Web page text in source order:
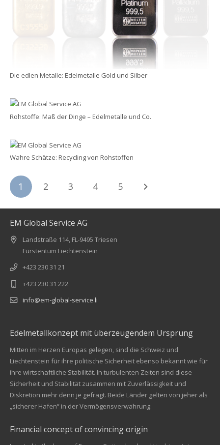
Die edlen Metalle: Edelmetalle Gold und Silber
Rohstoffe: Maß der Dinge – Edelmetalle und Co.
Wahre Schätze: Recycling von Rohstoffen
1 2 3 4 5
EM Global Service AG
Landstraße 114, FL-9495 Triesen
Fürstentum Liechtenstein
+423 230 31 21
+423 230 31 222
info@em-global-service.li
Edelmetallkonzept mit überzeugendem Ursprung
Mitten im Herzen Europas gelegen, sind die Schweiz und
Liechtenstein für ihre politische Sicherheit ebenso bekannt wie für
ihre wirtschaftliche Stabilität. In turbulenten Zeiten sind diese
Sicherheit und Stabilität zusammen mit Zuverlässigkeit und
Diskretion mehr denn je gefragt. Beide Länder gelten von jeher als
„sicherer Hafen“ in der Vermögensverwahrung.
Financial concept of convincing origin